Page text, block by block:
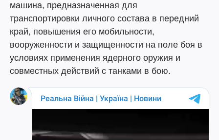
машина, предназначенная для
транспортировки личного состава в передний
край, повышения его мобильности,
вооруженности и защищенности на поле боя в
условиях применения ядерного оружия и
совместных действий с танками в бою.